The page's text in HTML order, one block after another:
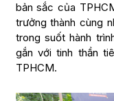
bản sắc của
trưởng thành cùng
trong suốt hành
gắn với tinh thần
TPHCM.